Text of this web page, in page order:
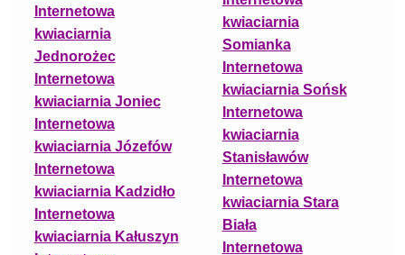
Internetowa
kwiaciarnia
Jednorożec
Internetowa
kwiaciarnia Joniec
Internetowa
kwiaciarnia Józefów
Internetowa
kwiaciarnia Kadzidło
Internetowa
kwiaciarnia Kałuszyn
kwiaciarnia
Somianka
Internetowa
kwiaciarnia Sońsk
Internetowa
kwiaciarnia
Stanisławów
Internetowa
kwiaciarnia Stara
Biała
Internetowa